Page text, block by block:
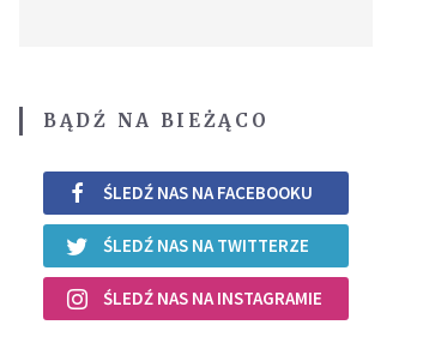
BĄDŹ NA BIEŻĄCO
ŚLEDŹ NAS NA FACEBOOKU
ŚLEDŹ NAS NA TWITTERZE
ŚLEDŹ NAS NA INSTAGRAMIE